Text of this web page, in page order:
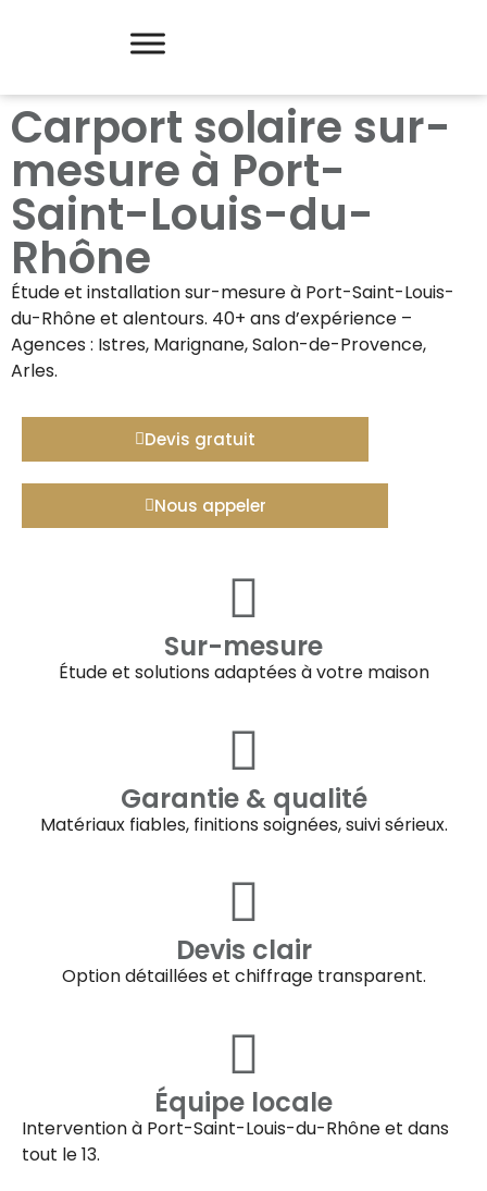
Carport solaire sur-
mesure à Port-
Saint-Louis-du-
Rhône
Étude et installation sur-mesure à Port-Saint-Louis-
du-Rhôneet alentours. 40+ ans d’expérience –
Agences : Istres, Marignane, Salon-de-Provence,
Arles.
Devis gratuit
Nous appeler
Sur-mesure
Étude et solutions adaptées à votre maison
Garantie & qualité
Matériaux fiables, finitions soignées, suivi sérieux.
Devis clair
Option détaillées et chiffrage transparent.
Équipe locale
Intervention à Port-Saint-Louis-du-Rhôneet dans
tout le 13.